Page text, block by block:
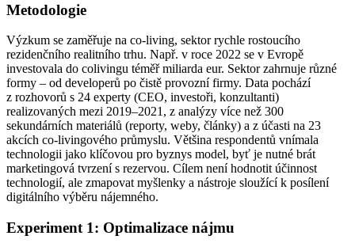
Metodologie
Výzkum se zaměřuje na co-living, sektor rychle rostoucího
rezidenčního realitního trhu. Např. v roce 2022 se v Evropě
investovala do colivingu téměřmiliarda eur. Sektor zahrnuje různé
formy – od developerů po čistě provozní firmy. Data pochází
z rozhovorů s 24 experty (CEO, investoři, konzultanti)
realizovaných mezi 2019–2021, z analýzy více než 300
sekundárních materiálů (reporty, weby, články) a z účasti na 23
akcích co-livingového průmyslu. Většina respondentů vnímala
technologii jako klíčovou pro byznys model, byť je nutné brát
marketingová tvrzení s rezervou. Cílem není hodnotit účinnost
technologií, ale zmapovat myšlenky a nástroje sloužící k posílení
digitálního výběru nájemného.
Experiment 1: Optimalizace nájmu